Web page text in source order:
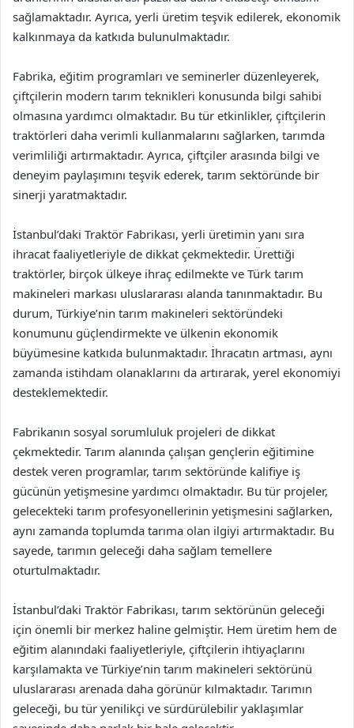
sağlamaktadır. Ayrıca, yerli üretim teşvik edilerek, ekonomik
kalkınmaya da katkıda bulunulmaktadır.
Fabrika, eğitim programları ve seminerler düzenleyerek,
çiftçilerin modern tarım teknikleri konusunda bilgi sahibi
olmasına yardımcı olmaktadır. Bu tür etkinlikler, çiftçilerin
traktörleri daha verimli kullanmalarını sağlarken, tarımda
verimliliği artırmaktadır. Ayrıca, çiftçiler arasında bilgi ve
deneyim paylaşımını teşvik ederek, tarım sektöründe bir
sinerji yaratmaktadır.
İstanbul’daki Traktör Fabrikası, yerli üretimin yanı sıra
ihracat faaliyetleriyle de dikkat çekmektedir. Ürettiği
traktörler, birçok ülkeye ihraç edilmekte ve Türk tarım
makineleri markası uluslararası alanda tanınmaktadır. Bu
durum, Türkiye’nin tarım makineleri sektöründeki
konumunu güçlendirmekte ve ülkenin ekonomik
büyümesine katkıda bulunmaktadır. İhracatın artması, aynı
zamanda istihdam olanaklarını da artırarak, yerel ekonomiyi
desteklemektedir.
Fabrikanın sosyal sorumluluk projeleri de dikkat
çekmektedir. Tarım alanında çalışan gençlerin eğitimine
destek veren programlar, tarım sektöründe kalifiye iş
gücünün yetişmesine yardımcı olmaktadır. Bu tür projeler,
gelecekteki tarım profesyonellerinin yetişmesini sağlarken,
aynı zamanda toplumda tarıma olan ilgiyi artırmaktadır. Bu
sayede, tarımın geleceği daha sağlam temellere
oturtulmaktadır.
İstanbul’daki Traktör Fabrikası, tarım sektörünün geleceği
için önemli bir merkez haline gelmiştir. Hem üretim hem de
eğitim alanındaki faaliyetleriyle, çiftçilerin ihtiyaçlarını
karşılamakta ve Türkiye’nin tarım makineleri sektörünü
uluslararası arenada daha görünür kılmaktadır. Tarımın
geleceği, bu tür yenilikçi ve sürdürülebilir yaklaşımlar